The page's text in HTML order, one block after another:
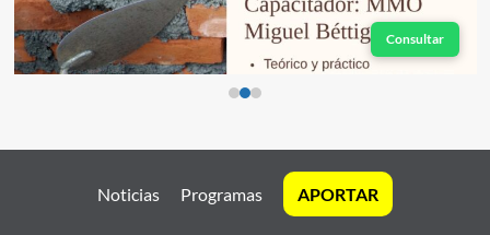
Consultar
Noticias Programas APORTAR